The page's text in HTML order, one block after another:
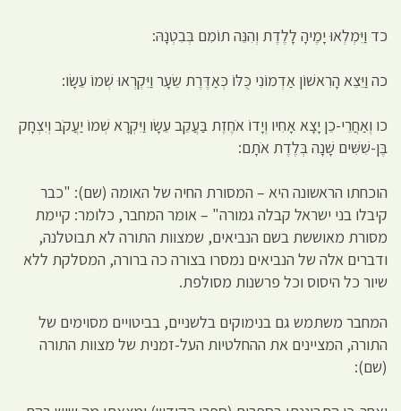
כד וַיִּמְלְאוּ יָמֶיהָ לָלֶדֶת וְהִנֵּה תוֹמִם בְּבִטְנָהּ:
כה וַיֵּצֵא הָרִאשׁוֹן אַדְמוֹנִי כֻּלּוֹ כְּאַדֶּרֶת שֵׂעָר וַיִּקְרְאוּ שְׁמוֹ עֵשָׂו:
כו וְאַחֲרֵי-כֵן יָצָא אָחִיו וְיָדוֹ אֹחֶזֶת בַּעֲקֵב עֵשָׂו וַיִּקְרָא שְׁמוֹ יַעֲקֹב וְיִצְחָק
בֶּן-שִׁשִּׁים שָׁנָה בְּלֶדֶת אֹתָם:
הוכחתו הראשונה היא – המסורת החיה של האומה (שם): "כבר
קיבלו בני ישראל קבלה גמורה" – אומר המחבר, כלומר: קיימת
מסורת מאוששת בשם הנביאים, שמצוות התורה לא תבוטלנה,
ודברים אלה של הנביאים נמסרו בצורה כה ברורה, המסלקת ללא
שיור כל היסוס וכל פרשנות מסולפת.
המחבר משתמש גם בנימוקים בלשניים, בביטויים מסוימים של
התורה, המציינים את ההחלטיות העל-זמנית של מצוות התורה
(שם):